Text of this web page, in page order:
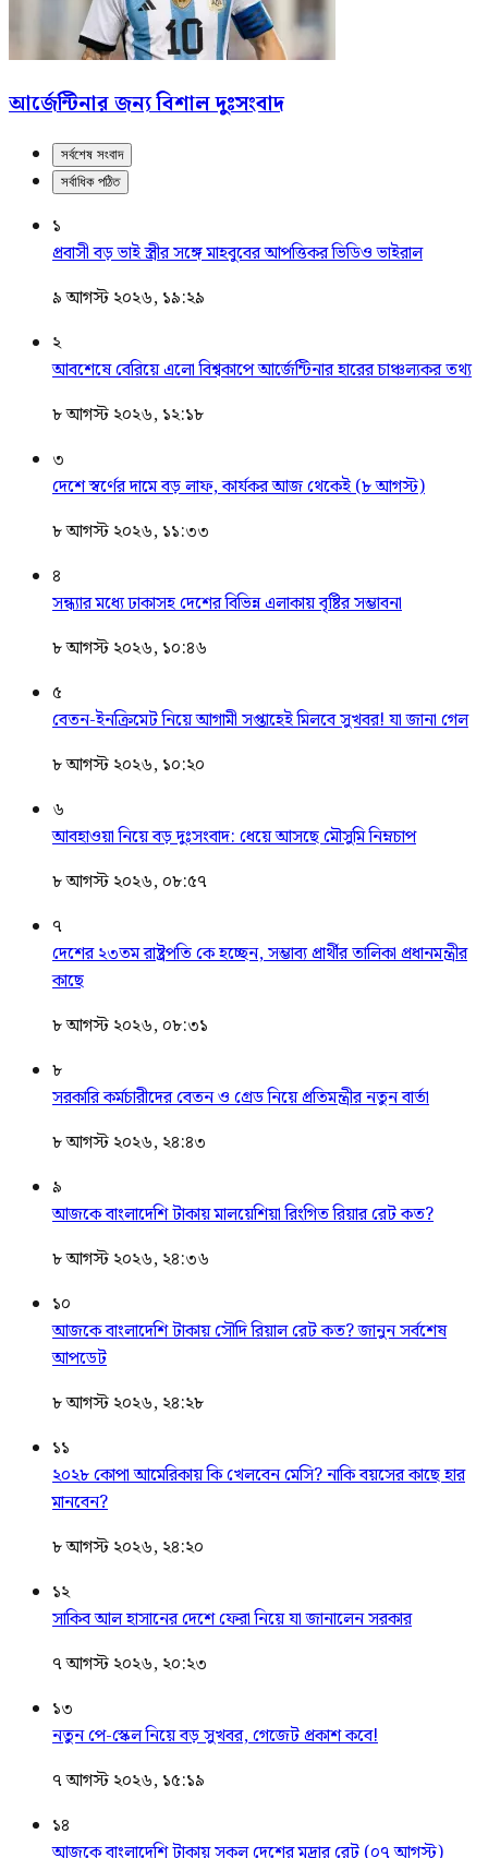
আর্জেন্টিনার জন্য বিশাল দুঃসংবাদ
সর্বশেষ সংবাদ
সর্বাধিক পঠিত
১
প্রবাসী বড় ভাই স্ত্রীর সঙ্গে মাহবুবের আপত্তিকর ভিডিও ভাইরাল ​
৯ আগস্ট ২০২৬, ১৯:২৯
২
আবশেষে বেরিয়ে এলো বিশ্বকাপে আর্জেন্টিনার হারের চাঞ্চল্যকর তথ্য
৮ আগস্ট ২০২৬, ১২:১৮
৩
দেশে স্বর্ণের দামে বড় লাফ, কার্যকর আজ থেকেই (৮ আগস্ট)
৮ আগস্ট ২০২৬, ১১:৩৩
৪
সন্ধ্যার মধ্যে ঢাকাসহ দেশের বিভিন্ন এলাকায় বৃষ্টির সম্ভাবনা
৮ আগস্ট ২০২৬, ১০:৪৬
৫
বেতন-ইনক্রিমেট নিয়ে আগামী সপ্তাহেই মিলবে সুখবর! যা জানা গেল
৮ আগস্ট ২০২৬, ১০:২০
৬
আবহাওয়া নিয়ে বড় দুঃসংবাদ: ধেয়ে আসছে মৌসুমি নিম্নচাপ
৮ আগস্ট ২০২৬, ০৮:৫৭
৭
দেশের ২৩তম রাষ্ট্রপতি কে হচ্ছেন, সম্ভাব্য প্রার্থীর তালিকা প্রধানমন্ত্রীর
কাছে
৮ আগস্ট ২০২৬, ০৮:৩১
৮
সরকারি কর্মচারীদের বেতন ও গ্রেড নিয়ে প্রতিমন্ত্রীর নতুন বার্তা
৮ আগস্ট ২০২৬, ২৪:৪৩
৯
আজকে বাংলাদেশি টাকায় মালয়েশিয়া রিংগিত রিয়ার রেট কত?
৮ আগস্ট ২০২৬, ২৪:৩৬
১০
আজকে বাংলাদেশি টাকায় সৌদি রিয়াল রেট কত? জানুন সর্বশেষ
আপডেট
৮ আগস্ট ২০২৬, ২৪:২৮
১১
২০২৮ কোপা আমেরিকায় কি খেলবেন মেসি? নাকি বয়সের কাছে হার
মানবেন?
৮ আগস্ট ২০২৬, ২৪:২০
১২
সাকিব আল হাসানের দেশে ফেরা নিয়ে যা জানালেন সরকার
৭ আগস্ট ২০২৬, ২০:২৩
১৩
নতুন পে-স্কেল নিয়ে বড় সুখবর, গেজেট প্রকাশ কবে!
৭ আগস্ট ২০২৬, ১৫:১৯
১৪